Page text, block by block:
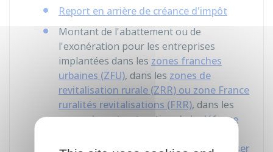
Report en arrière de créance d'impôt
Montant de l'abattement ou de
l'exonération pour les entreprises
implantées dans les zones franches
urbaines (ZFU), dans les zones de
revitalisation rurale (ZRR) ou zone France
ruralités revitalisations (FRR), dans les
zones de restructuration de la défense
(BUD) , lesbassins d'emploi à redynamiser